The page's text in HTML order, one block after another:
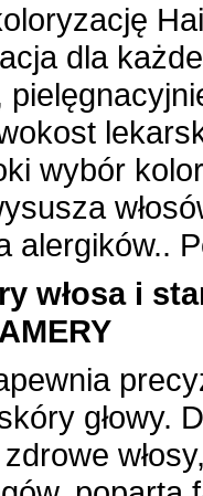
dla
wybór
alergików..
włosa i
głowy.